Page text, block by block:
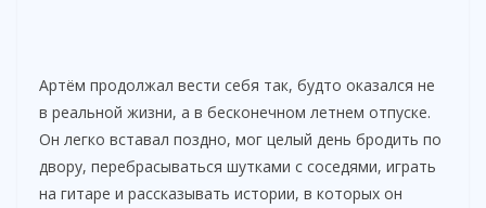
Артём продолжал вести себя так, будто оказался не
в реальной жизни, а в бесконечном летнем отпуске.
Он легко вставал поздно, мог целый день бродить по
двору, перебрасываться шутками с соседями, играть
на гитаре и рассказывать истории, в которых он